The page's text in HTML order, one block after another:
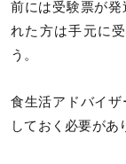
前には受験票が
れた方は手元に
う。
食生活アドバイ
しておく必要があ